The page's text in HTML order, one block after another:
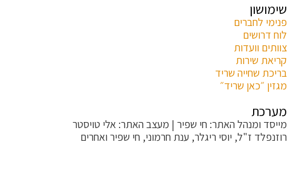
שימושון
פנימי לחברים
לוח דרושים
צוותים וועדות
קריאת שירות
בריכת שחייה שריד
מגזין ״כאן שריד״
מערכת
מייסד ומנהל האתר: חי שפיר | מעצב האתר: אלי טויסטר
רוזנפלד ז"ל, יוסי ריגלר, ענת חרמוני, חי שפיר ואחרים